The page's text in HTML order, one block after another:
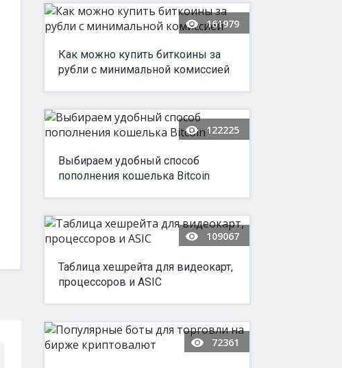
161979
Как можно купить биткоины за
рубли с минимальной комиссией
122225
Выбираем удобный способ
пополнения кошелька Bitcoin
109067
Таблица хешрейта для видеокарт,
процессоров и ASIC
72361